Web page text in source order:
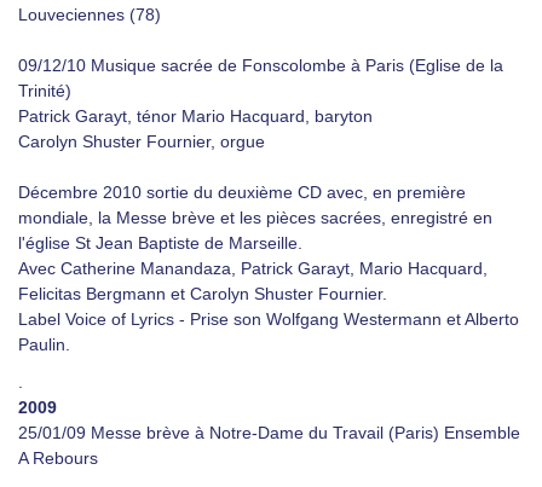
Louveciennes (78)
09/12/10 Musique sacrée de Fonscolombe à Paris (Eglise de la
Trinité)
Patrick Garayt, ténor Mario Hacquard, baryton
Carolyn Shuster Fournier, orgue
Décembre 2010 sortie du deuxième CD avec, en première
mondiale, la Messe brève et les pièces sacrées, enregistré en
l'église St Jean Baptiste de Marseille.
Avec Catherine Manandaza, Patrick Garayt, Mario Hacquard,
Felicitas Bergmann et Carolyn Shuster Fournier.
Label Voice of Lyrics - Prise son Wolfgang Westermann et Alberto
Paulin.
2009
25/01/09 Messe brève à Notre-Dame du Travail (Paris) Ensemble
A Rebours